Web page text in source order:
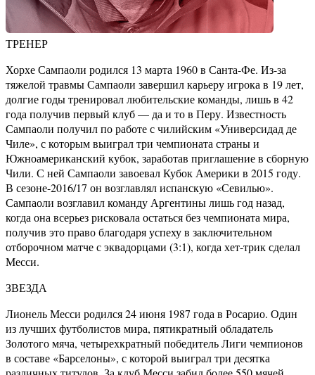
ТРЕНЕР
Хорхе Сампаоли родился 13 марта 1960 в Санта-Фе. Из-за
тяжелой травмы Сампаоли завершил карьеру игрока в 19 лет,
долгие годы тренировал любительские команды, лишь в 42
года получив первый клуб — да и то в Перу. Известность
Сампаоли получил по работе с чилийским «Универсидад де
Чиле», с которым выиграл три чемпионата страны и
Южноамериканский кубок, заработав приглашение в сборную
Чили. С ней Сампаоли завоевал Кубок Америки в 2015 году.
В сезоне-2016/17 он возглавлял испанскую «Севилью».
Сампаоли возглавил команду Аргентины лишь год назад,
когда она всерьез рисковала остаться без чемпионата мира,
получив это право благодаря успеху в заключительном
отборочном матче с эквадорцами (3:1), когда хет-трик сделал
Месси.
ЗВЕЗДА
Лионель Месси родился 24 июня 1987 года в Росарио. Один
из лучших футболистов мира, пятикратный обладатель
Золотого мяча, четырехкратный победитель Лиги чемпионов
в составе «Барселоны», с которой выиграл три десятка